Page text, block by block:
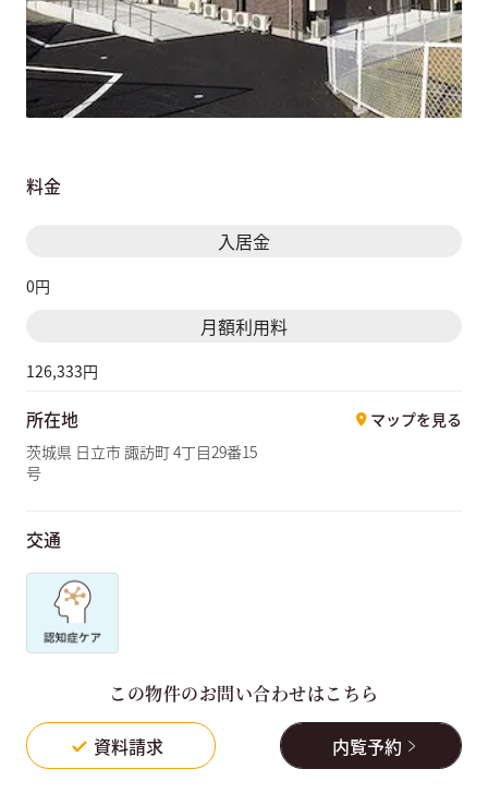
料金
入居金
0円
月額利用料
126,333円
所在地
茨城県 日立市 諏訪町 4丁目29番15
号
マップを見る
交通
この物件のお問い合わせはこちら
資料請求 内覧予約